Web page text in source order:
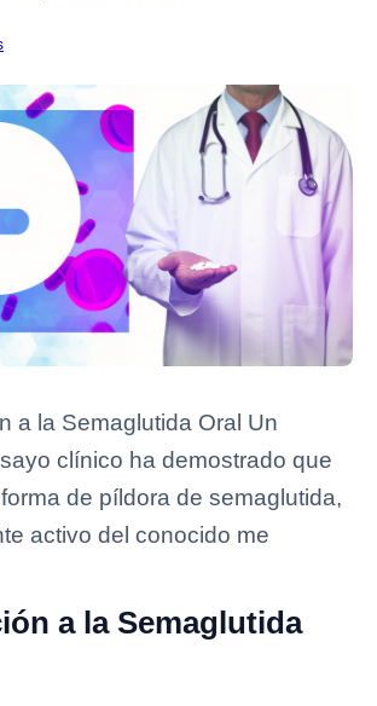
a la Semaglutida Oral Un
clínico ha demostrado que
de píldora de semaglutida,
activo del conocido me
a la Semaglutida